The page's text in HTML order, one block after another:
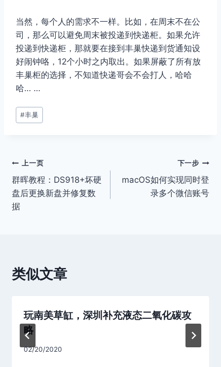
当然，每个人的需求不一样。比如，在周末不在公
司，那么可以避免周末被投递到快递柜。如果允许
投递到快递柜，那就要在接到丰巢快递到货通知设
好闹钟咯，12个小时之内取出。如果屏蔽了所有放
丰巢柜的选择，不知道快递哥会不会打人，哈哈
哈… …
文
章
#丰巢
文
章
导
上一页
群晖教程：DS918+坏硬
盘后更换新盘并修复数
据
下一步
macOS如何实现同时登
录多个微信账号
类似文章
玩南美草缸，深圳补充液态二氧化碳攻
略
02/20/2020